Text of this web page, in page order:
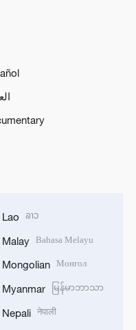
Lao ລາວ
Malay Bahasa Melayu
Mongolian Монгол
Myanmar မြန်မာဘာသာ
Nepali नेपाली